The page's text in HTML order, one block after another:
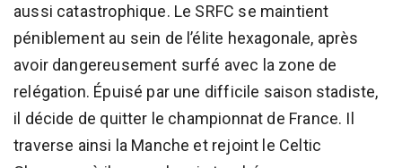
aussi catastrophique. Le SRFC se maintient
péniblement au sein de l’élite hexagonale, après
avoir dangereusement surfé avec la zone de
relégation. Épuisé par une difficile saison stadiste,
il décide de quitter le championnat de France. Il
traverse ainsi la Manche et rejoint le Celtic